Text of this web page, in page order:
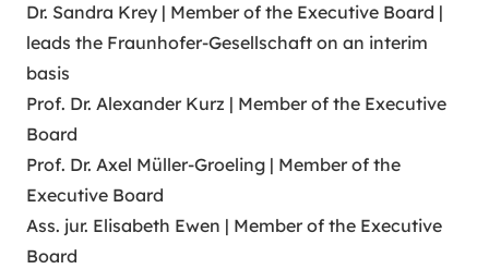
Dr. Sandra Krey | Member of the Executive Board |
leads the Fraunhofer-Gesellschaft on an interim
basis
Prof. Dr. Alexander Kurz | Member of the Executive
Board
Prof. Dr. Axel Müller-Groeling | Member of the
Executive Board
Ass. jur. Elisabeth Ewen | Member of the Executive
Board